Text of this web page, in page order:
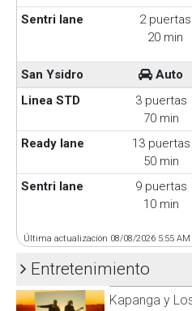
Sentri lane
2 puertas
20 min
San Ysidro Auto
Linea STD
3 puertas
70 min
Ready lane
13 puertas
50 min
Sentri lane
9 puertas
10 min
Última actualización 08/08/2026 5:55 AM
Entretenimiento
Kapanga y